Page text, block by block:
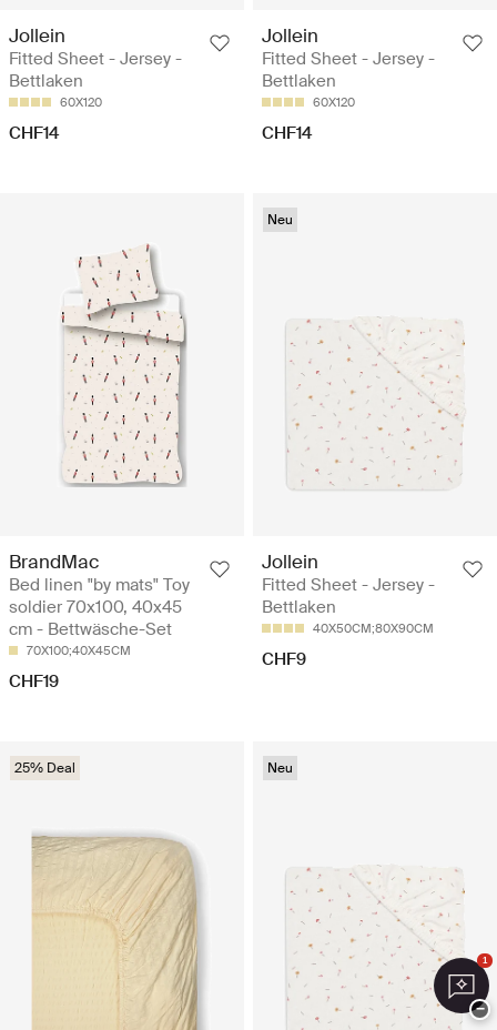
Jollein
Fitted Sheet - Jersey -
Bettlaken
60X120
CHF14
Jollein
Fitted Sheet - Jersey -
Bettlaken
60X120
CHF14
BrandMac
Bed linen "by mats" Toy
soldier 70x100, 40x45
cm - Bettwäsche-Set
70X100;40X45CM
CHF19
Neu
Jollein
Fitted Sheet - Jersey -
Bettlaken
40X50CM;80X90CM
CHF9
25% Deal Neu
1
−